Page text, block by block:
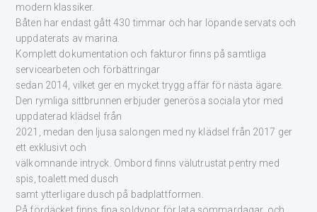
modern klassiker.
Båten har endast gått 430 timmar och har löpande servats och
uppdaterats av marina.
Komplett dokumentation och fakturor finns på samtliga
servicearbeten och förbättringar
sedan 2014, vilket ger en mycket trygg affär för nästa ägare.
Den rymliga sittbrunnen erbjuder generösa sociala ytor med
uppdaterad klädsel från
2021, medan den ljusa salongen med ny klädsel från 2017 ger
ett exklusivt och
välkomnande intryck. Ombord finns välutrustat pentry med
spis, toalett med dusch
samt ytterligare dusch på badplattformen.
På fördäcket finns fina soldynor för lata sommardagar, och